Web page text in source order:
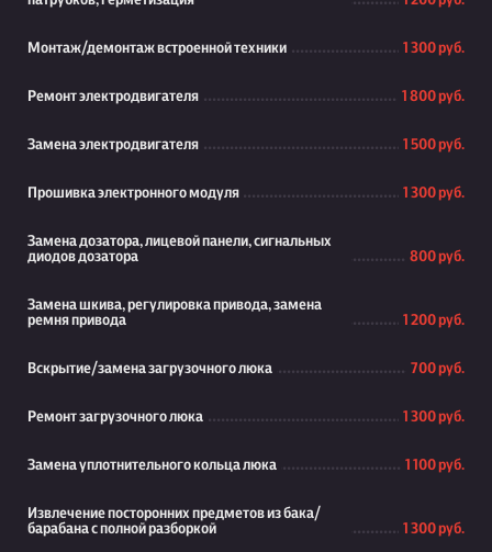
Монтаж/демонтаж встроенной техники 1 300 руб.
Ремонт электродвигателя 1 800 руб.
Замена электродвигателя 1 500 руб.
Прошивка электронного модуля 1 300 руб.
Замена дозатора, лицевой панели, сигнальных
диодов дозатора
800 руб.
Замена шкива, регулировка привода, замена
ремня привода
1 200 руб.
Вскрытие/замена загрузочного люка 700 руб.
Ремонт загрузочного люка 1 300 руб.
Замена уплотнительного кольца люка 1 100 руб.
Извлечение посторонних предметов из бака/
барабана с полной разборкой
1 300 руб.